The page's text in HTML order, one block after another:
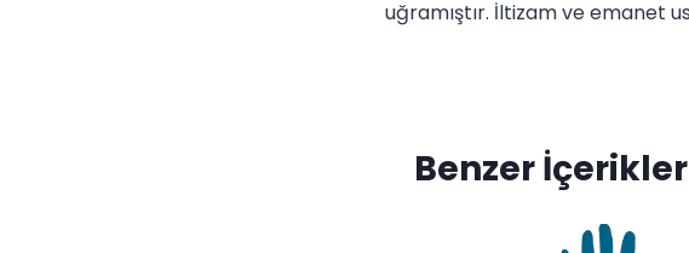
uğramıştır. İltizam ve emanet
Benzer İçerikler